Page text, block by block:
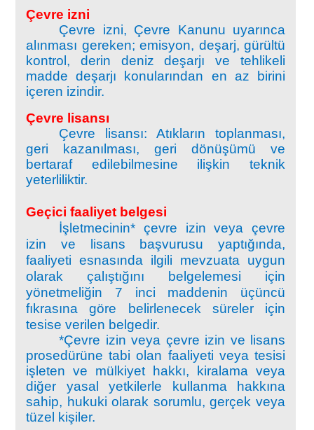
Çevre İzin ve Lisans Yönetmeliği
Atık Yönetimi Yönetmeliği
Su Kirliliği Kontrolü Yönetmeliği
Tıbbi Atıkların Kontrolü Yönetmeliği
Sanayi Kaynaklı Hava Kirliliği Kontrol Yönetmeliği
Sera Gazı Emisyonlarının Takibi Hakkında Yönetmelik
Ozon Tabakasını İncelten Maddelere İlişkin Yönetmelik
Karayolu Taşıma Yönetmeliği
Tehlikeli Madde Faaliyet Belgesi Düzenlenmesine İlişkin Usul ve
Çevre izni
Çevre izni, Çevre Kanunu uyarınca
alınması gereken; emisyon, deşarj, gürültü
kontrol, derin deniz deşarjı ve tehlikeli
madde deşarjı konularından en az birini
içeren izindir.
Çevre lisansı
Çevre lisansı: Atıkların toplanması,
geri kazanılması, geri dönüşümü ve
bertaraf edilebilmesine ilişkin teknik
yeterliliktir.
Geçici faaliyet belgesi
İşletmecinin* çevre izin veya çevre
izin ve lisans başvurusu yaptığında,
faaliyeti esnasında ilgili mevzuata uygun
olarak çalıştığını belgelemesi için
yönetmeliğin 7 inci maddenin üçüncü
fıkrasına göre belirlenecek süreler için
tesise verilen belgedir.
*Çevre izin veya çevre izin ve lisans
prosedürüne tabi olan faaliyeti veya tesisi
işleten ve mülkiyet hakkı, kiralama veya
diğer yasal yetkilerle kullanma hakkına
sahip, hukuki olarak sorumlu, gerçek veya
tüzel kişiler.